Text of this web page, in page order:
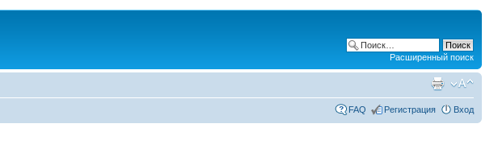
Расширенный поиск
FAQ Регистрация Вход